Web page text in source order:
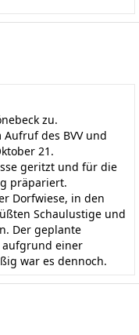
zu.
des BVV und
21.
geritzt und für die
präpariert.
Dorfwiese, in den
Schaulustige und
Der geplante
aufgrund einer
war es dennoch.